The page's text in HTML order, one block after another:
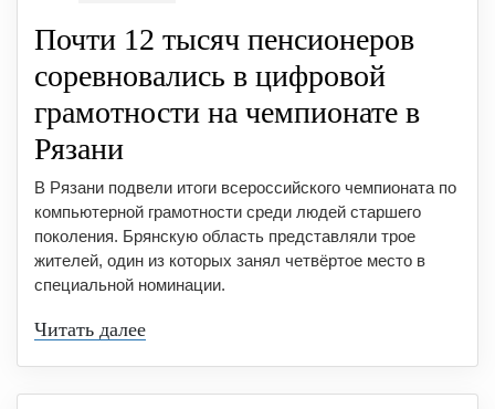
Почти 12 тысяч пенсионеров
соревновались в цифровой
грамотности на чемпионате в
Рязани
В Рязани подвели итоги всероссийского чемпионата по
компьютерной грамотности среди людей старшего
поколения. Брянскую область представляли трое
жителей, один из которых занял четвёртое место в
специальной номинации.
Читать далее